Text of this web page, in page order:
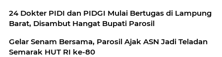
24 Dokter PIDI dan PIDGI Mulai Bertugas di Lampung
Barat, Disambut Hangat Bupati Parosil
Gelar Senam Bersama, Parosil Ajak ASN Jadi Teladan
Semarak HUT RI ke-80